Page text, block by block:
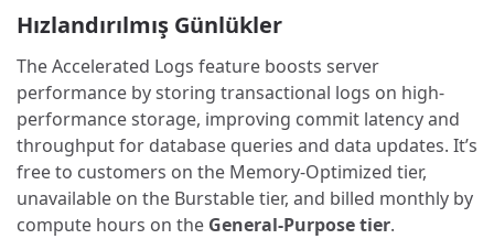
Hızlandırılmış Günlükler
The Accelerated Logs feature boosts server
performance by storing transactional logs on high-
performance storage, improving commit latency and
throughput for database queries and data updates. It’s
free to customers on the Memory-Optimized tier,
unavailable on the Burstable tier, and billed monthly by
compute hours on the General-Purpose tier.